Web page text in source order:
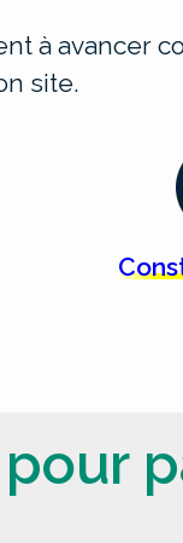
à avancer
site.
pour